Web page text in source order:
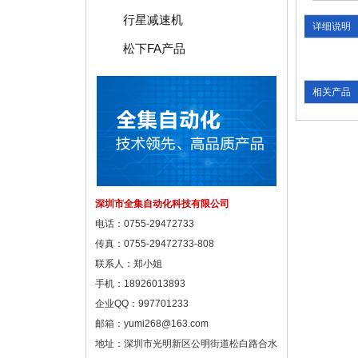
行星减速机
松下FA产品
深圳市全集自动化科技有限公司
电话：0755-29472733
传真：0755-29472733-808
联系人：郑小姐
手机：18926013893
企业QQ：997701233
邮箱： yumi268@163.com
地址：深圳市光明新区公明街道松白路合水
详细说明
相关产品